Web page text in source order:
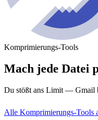
Komprimierungs-Tools
Mach jede Datei
Du stößt ans Limit — Gmail
Alle Komprimierungs-Tools